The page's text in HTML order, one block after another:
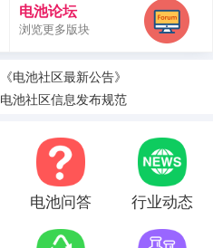
电池论坛
浏览更多版块
《电池社区最新公告》
电池社区信息发布规范
电池问答 行业动态